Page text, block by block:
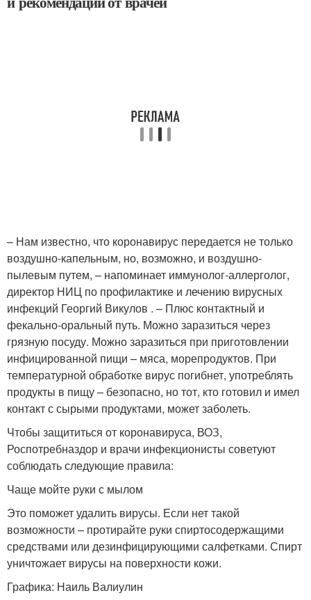
– Нам известно, что коронавирус передается не только
воздушно-капельным, но, возможно, и воздушно-
пылевым путем, – напоминает иммунолог-аллерголог,
директор НИЦ по профилактике и лечению вирусных
инфекций Георгий Викулов . – Плюс контактный и
фекально-оральный путь. Можно заразиться через
грязную посуду. Можно заразиться при приготовлении
инфицированной пищи – мяса, морепродуктов. При
температурной обработке вирус погибнет, употреблять
продукты в пищу – безопасно, но тот, кто готовил и имел
контакт с сырыми продуктами, может заболеть.
Чтобы защититься от коронавируса, ВОЗ,
Роспотребназдор и врачи инфекционисты советуют
соблюдать следующие правила:
Чаще мойте руки с мылом
Это поможет удалить вирусы. Если нет такой
возможности – протирайте руки спиртосодержащими
средствами или дезинфицирующими салфетками. Спирт
уничтожает вирусы на поверхности кожи.
Графика: Наиль Валиулин